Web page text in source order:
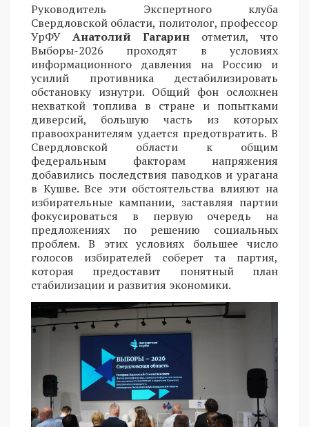
Руководитель Экспертного клуба
Свердловской области, политолог, профессор
УрФУ Анатолий Гагарин отметил, что
Выборы-2026 проходят в условиях
информационного давления на Россию и
усилий противника дестабилизировать
обстановку изнутри. Общий фон осложнен
нехваткой топлива в стране и попытками
диверсий, большую часть из которых
правоохранителям удается предотвратить. В
Свердловской области к общим
федеральным факторам напряжения
добавились последствия паводков и урагана
в Кушве. Все эти обстоятельства влияют на
избирательные кампании, заставляя партии
фокусироваться в первую очередь на
предложениях по решению социальных
проблем. В этих условиях большее число
голосов избирателей соберет та партия,
которая предоставит понятный план
стабилизации и развития экономики.